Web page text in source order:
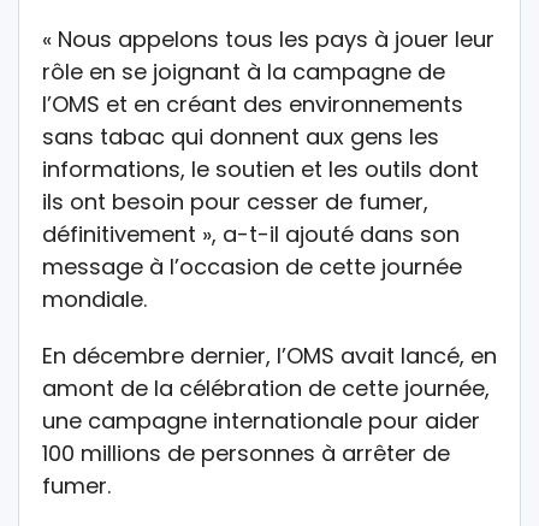
« Nous appelons tous les pays à jouer leur
rôle en se joignant à la campagne de
l’OMS et en créant des environnements
sans tabac qui donnent aux gens les
informations, le soutien et les outils dont
ils ont besoin pour cesser de fumer,
définitivement », a-t-il ajouté dans son
message à l’occasion de cette journée
mondiale.
En décembre dernier, l’OMS avait lancé, en
amont de la célébration de cette journée,
une campagne internationale pour aider
100 millions de personnes à arrêter de
fumer.